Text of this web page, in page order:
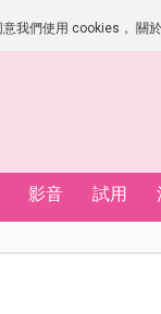
我們使用 cookies， 關
影音 試用